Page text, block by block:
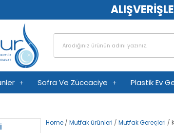
Sofra Ve Züccaciye Plastik Ev
Home /Mutfak ürünleri /Mutfak Gereçleri /